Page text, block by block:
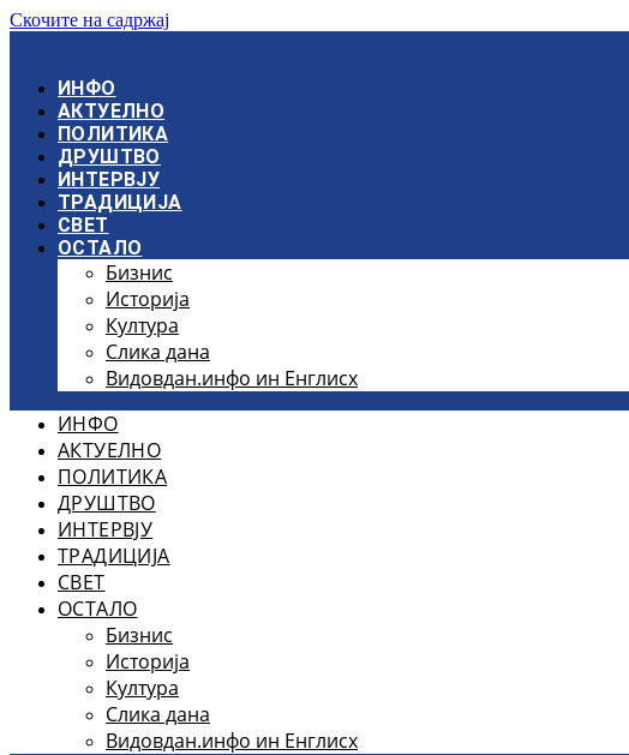
Скочите на садржај
ИНФО
АКТУЕЛНО
ПОЛИТИКА
ДРУШТВО
ИНТЕРВЈУ
ТРАДИЦИЈА
СВЕТ
ОСТАЛО
Бизнис
Историја
Култура
Слика дана
Видовдан.инфо ин Енглисх
ИНФО
АКТУЕЛНО
ПОЛИТИКА
ДРУШТВО
ИНТЕРВЈУ
ТРАДИЦИЈА
СВЕТ
ОСТАЛО
Бизнис
Историја
Култура
Слика дана
Видовдан.инфо ин Енглисх